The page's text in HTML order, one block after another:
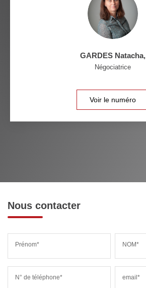
GARDES Natacha,
Négociatrice
Voir le numéro
Nous contacter
Prénom* NOM*
N° de téléphone* email*